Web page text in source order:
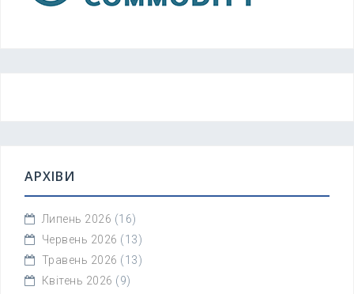
АРХІВИ
Липень 2026 (16)
Червень 2026 (13)
Травень 2026 (13)
Квітень 2026 (9)